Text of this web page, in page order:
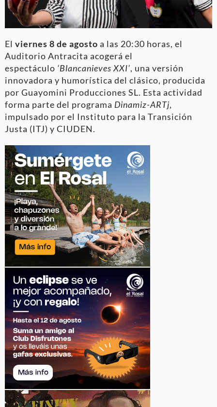
El viernes 8 de agosto a las 20:30 horas, el
Auditorio Antracita acogerá el
espectáculo ‘Blancanieves XXI’, una versión
innovadora y humorística del clásico, producida
por Guayomini Producciones SL. Esta actividad
forma parte del programa Dinamiz-ARTj,
impulsado por el Instituto para la Transición
Justa (ITJ) y CIUDEN.